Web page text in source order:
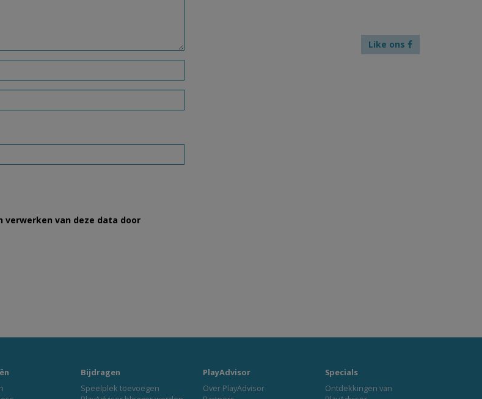
verwerken van deze data door
Like ons
Bijdragen
Speelplek toevoegen
PlayAdvisor
Over PlayAdvisor
Specials
Ontdekkingen van